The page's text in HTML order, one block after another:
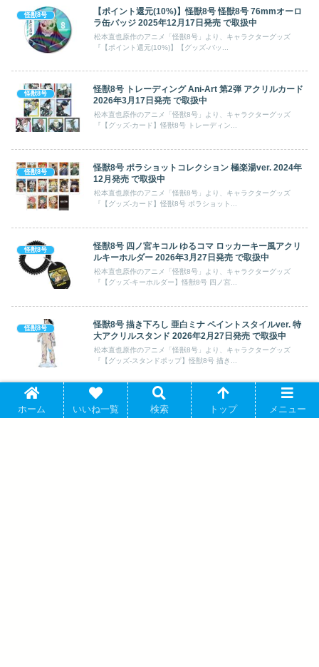
怪獣8号
【ポイント還元(10%)】怪獣8号 怪獣8号 76mmオーロ
ラ缶バッジ 2025年12月17日発売 で取扱中
松本直也原作のアニメ「怪獣8号」より、キャラクターグッズ
『【ポイント還元(10%)】【グッズ-バッ...
怪獣8号
怪獣8号 トレーディング Ani-Art 第2弾 アクリルカード
2026年3月17日発売 で取扱中
松本直也原作のアニメ「怪獣8号」より、キャラクターグッズ
『【グッズ-カード】怪獣8号 トレーディン...
怪獣8号
怪獣8号 ポラショットコレクション 極楽湯ver. 2024年
12月発売 で取扱中
松本直也原作のアニメ「怪獣8号」より、キャラクターグッズ
『【グッズ-カード】怪獣8号 ポラショット...
怪獣8号
怪獣8号 四ノ宮キコル ゆるコマ ロッカーキー風アクリ
ルキーホルダー 2026年3月27日発売 で取扱中
松本直也原作のアニメ「怪獣8号」より、キャラクターグッズ
『【グッズ-キーホルダー】怪獣8号 四ノ宮...
怪獣8号
怪獣8号 描き下ろし 亜白ミナ ペイントスタイルver. 特
大アクリルスタンド 2026年2月27日発売 で取扱中
松本直也原作のアニメ「怪獣8号」より、キャラクターグッズ
『【グッズ-スタンドポップ】怪獣8号 描き...
怪獣8号
怪獣8号 鳴海弦 ちびとこ 3WAY缶バッジ 2026年2月7日
発売 で取扱中
ホーム いいね一覧 検索 トップ メニュー